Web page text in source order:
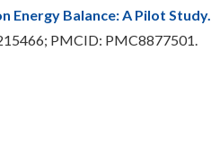
Energy Balance: A Pilot Study.
PMCID: PMC8877501.